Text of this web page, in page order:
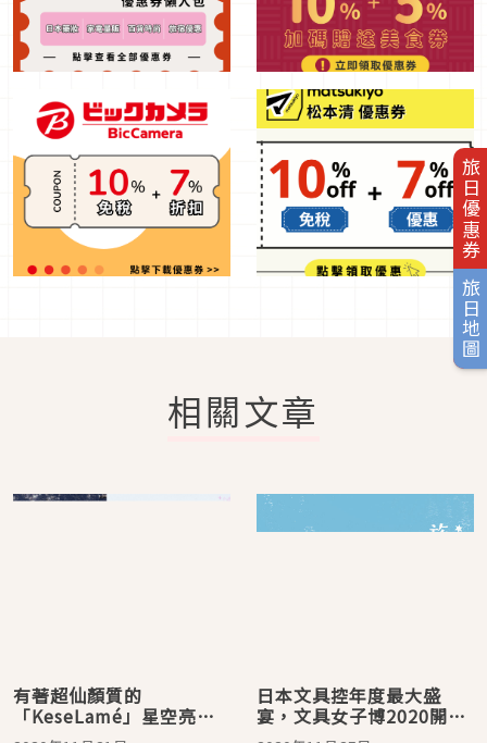
旅日優惠券
旅日地圖
相關文章
有著超仙顏質的
「KeseLamé」星空亮粉
筆 文具控手刀包色！
日本文具控年度最大盛
宴，文具女子博2020開幕
啦！